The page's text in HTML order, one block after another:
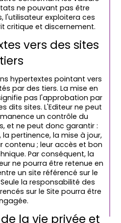
ne pouvant pas être
l'utilisateur exploitera ces
critique et discernement.
vers des sites
tiers
hypertextes pointant vers
par des tiers. La mise en
pas l'approbation par
dits sites. L'Editeur ne peut
un contrôle du
et ne peut donc garantir :
pertinence, la mise à jour,
contenu ; leur accès et bon
Par conséquent, la
ne pourra être retenue en
un site référencé sur le
la responsabilité des
sur le Site pourra être
la vie privée et